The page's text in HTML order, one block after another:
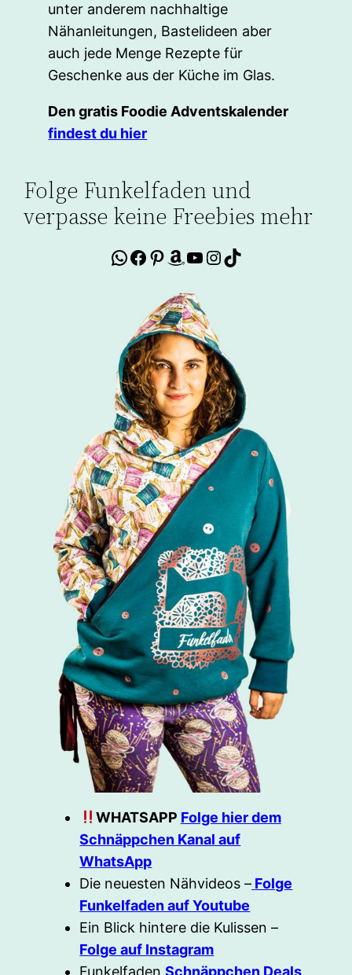
unter anderem nachhaltige
Nähanleitungen, Bastelideen aber
auch jede Menge Rezepte für
Geschenke aus der Küche im Glas.
Den gratis Foodie Adventskalender
findest du hier
Folge Funkelfaden und
verpasse keine Freebies mehr
WhatsApp
Facebook
Pinterest
Amazon
YouTube
Instagram
TikTok
WHATSAPP Folge hier dem
Schnäppchen Kanal auf
WhatsApp
Die neuesten Nähvideos – Folge
Funkelfaden auf Youtube
Ein Blick hintere die Kulissen –
Folge auf Instagram